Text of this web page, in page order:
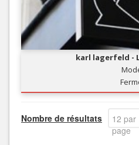
karl lagerfeld -
Nombre de résultats
12 par
page